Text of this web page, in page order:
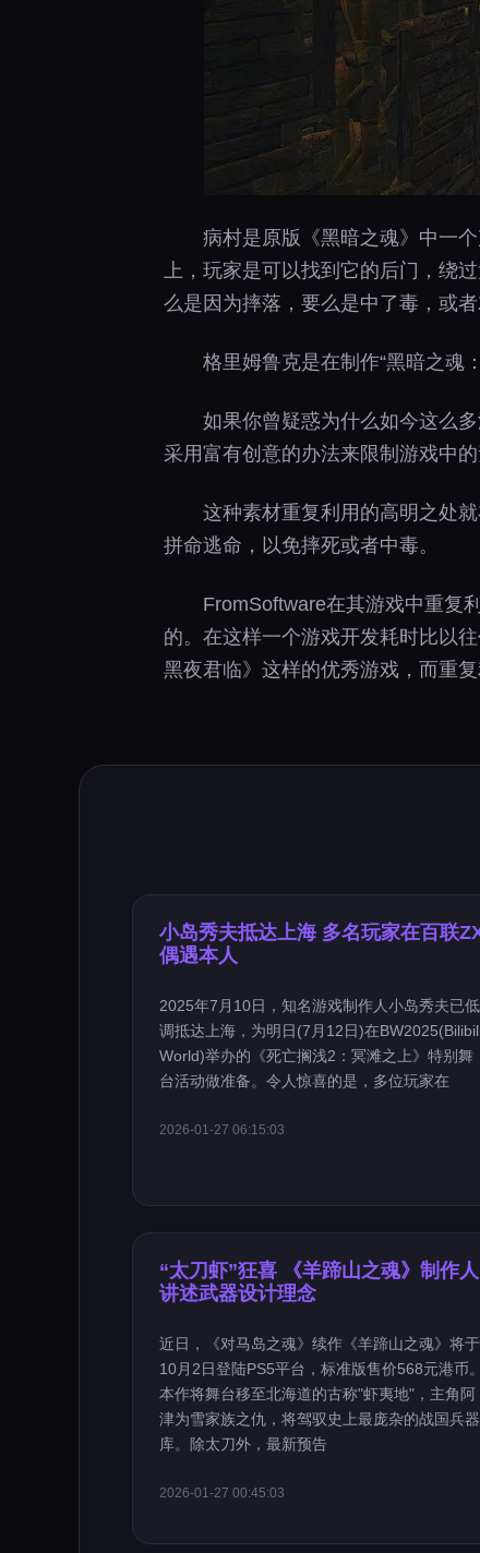
病村是原版《黑暗之魂》中一
上，玩家是可以找到它的后门，绕
么是因为摔落，要么是中了毒，或者
格里姆鲁克是在制作“黑暗之魂
如果你曾疑惑为什么如今这么
采用富有创意的办法来限制游戏中的
这种素材重复利用的高明之处
拼命逃命，以免摔死或者中毒。
FromSoftware在其游戏中重复
的。在这样一个游戏开发耗时比以
黑夜君临》这样的优秀游戏，而重
小岛秀夫抵达上海 多名玩家在百联
偶遇本人
2025年7月10日，知名游戏制作人小岛秀夫已低
调抵达上海，为明日(7月12日)在BW2025(Bilibili
World)举办的《死亡搁浅2：冥滩之上》特别舞
台活动做准备。令人惊喜的是，多位玩家在
2026-01-27 06:15:03
“太刀虾”狂喜 《羊蹄山之魂》制作人
讲述武器设计理念
近日，《对马岛之魂》续作《羊蹄山之魂》将于
10月2日登陆PS5平台，标准版售价568元港币。
本作将舞台移至北海道的古称"虾夷地"，主角阿
津为雪家族之仇，将驾驭史上最庞杂的战国兵器
库。除太刀外，最新预告
2026-01-27 00:45:03